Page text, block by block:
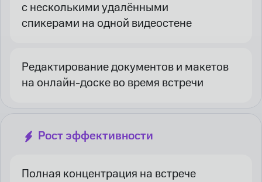
с несколькими удалёнными
спикерами на одной видеостене
Редактирование документов и макетов
на онлайн-доске во время встречи
Рост эффективности
Полная концентрация на встрече